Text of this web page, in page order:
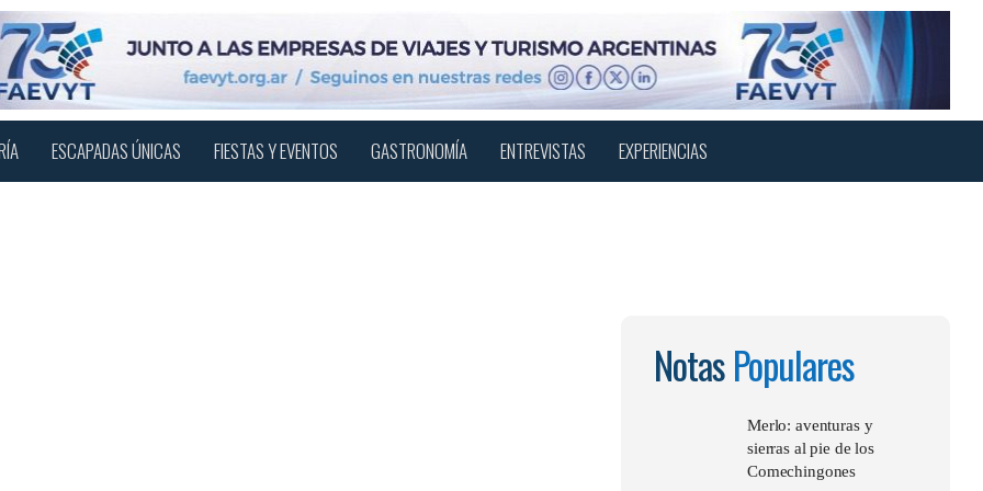
ESCAPADAS ÚNICAS FIESTAS Y EVENTOS GASTRONOMÍA ENTREVISTAS EXPERIENCIAS
NotasPopulares
Merlo: aventuras y
sierras al pie de los
Comechingones
Menu